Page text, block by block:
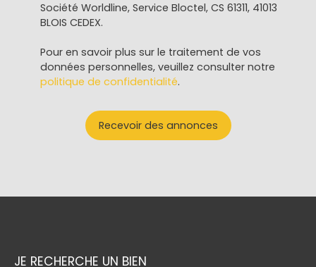
Société Worldline, Service Bloctel, CS 61311, 41013
BLOIS CEDEX.
Pour en savoir plus sur le traitement de vos
données personnelles, veuillez consulter notre
politique de confidentialité.
Recevoir des annonces
JE RECHERCHE UN BIEN